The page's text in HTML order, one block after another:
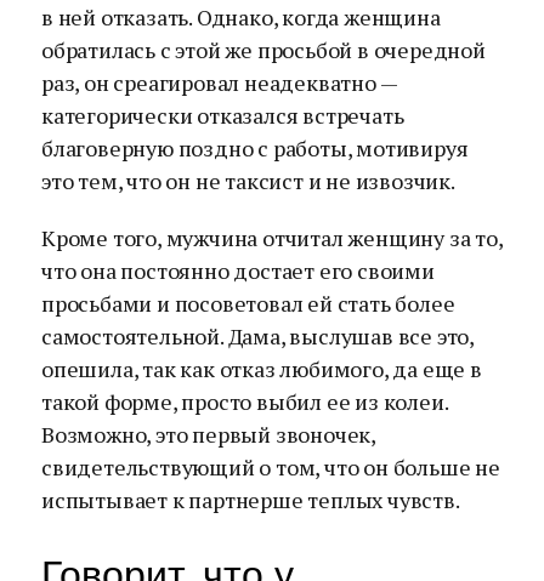
в ней отказать. Однако, когда женщина
обратилась с этой же просьбой в очередной
раз, он среагировал неадекватно —
категорически отказался встречать
благоверную поздно с работы, мотивируя
это тем, что он не таксист и не извозчик.
Кроме того, мужчина отчитал женщину за то,
что она постоянно достает его своими
просьбами и посоветовал ей стать более
самостоятельной. Дама, выслушав все это,
опешила, так как отказ любимого, да еще в
такой форме, просто выбил ее из колеи.
Возможно, это первый звоночек,
свидетельствующий о том, что он больше не
испытывает к партнерше теплых чувств.